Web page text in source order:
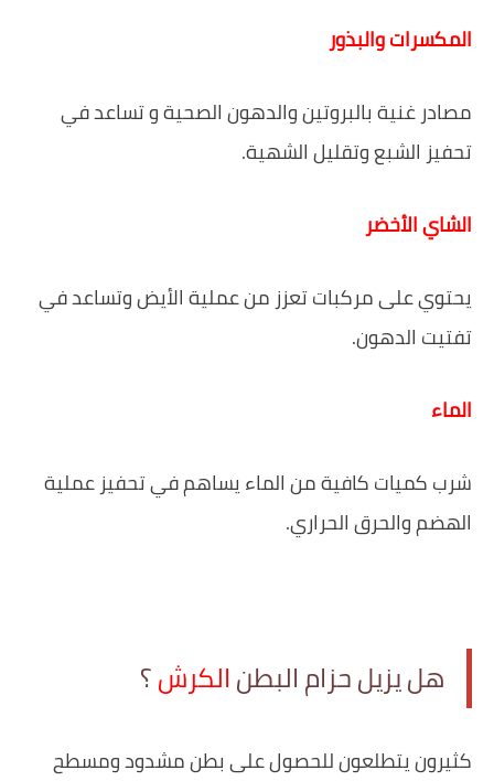
المكسرات والبذور
مصادر غنية بالبروتين والدهون الصحية و تساعد في
تحفيز الشبع وتقليل الشهية.
الشاي الأخضر
يحتوي على مركبات تعزز من عملية الأيض وتساعد في
تفتيت الدهون.
الماء
شرب كميات كافية من الماء يساهم في تحفيز عملية
الهضم والحرق الحراري.
هل يزيل حزام البطنالكرش؟
كثيرون يتطلعون للحصول على بطن مشدود ومسطح